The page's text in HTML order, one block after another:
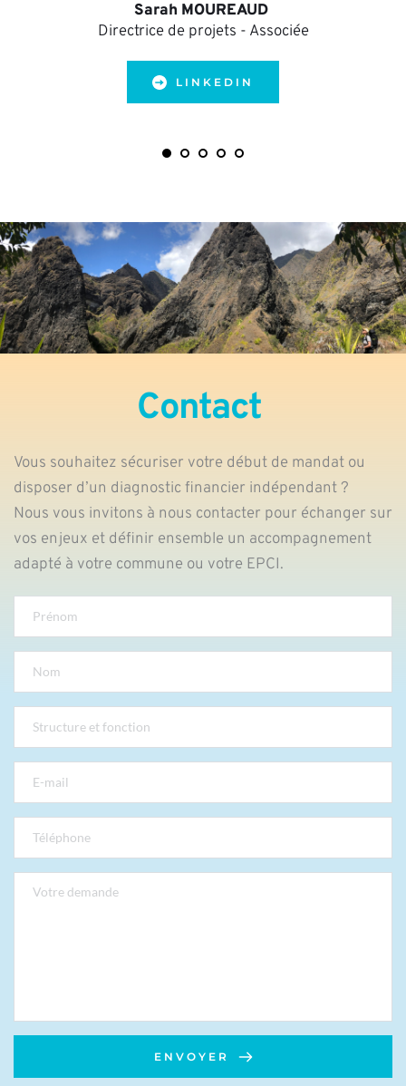
Sarah MOUREAUD
Directrice de projets - Associée
LINKEDIN
Contact
Vous souhaitez sécuriser votre début de mandat ou
disposer d’un diagnostic financier indépendant ?
Nous vous invitons à nous contacter pour échanger sur
vos enjeux et définir ensemble un accompagnement
adapté à votre commune ou votre EPCI.
ENVOYER